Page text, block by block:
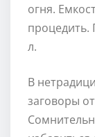
огня.
процедить.
л.
В
заговоры